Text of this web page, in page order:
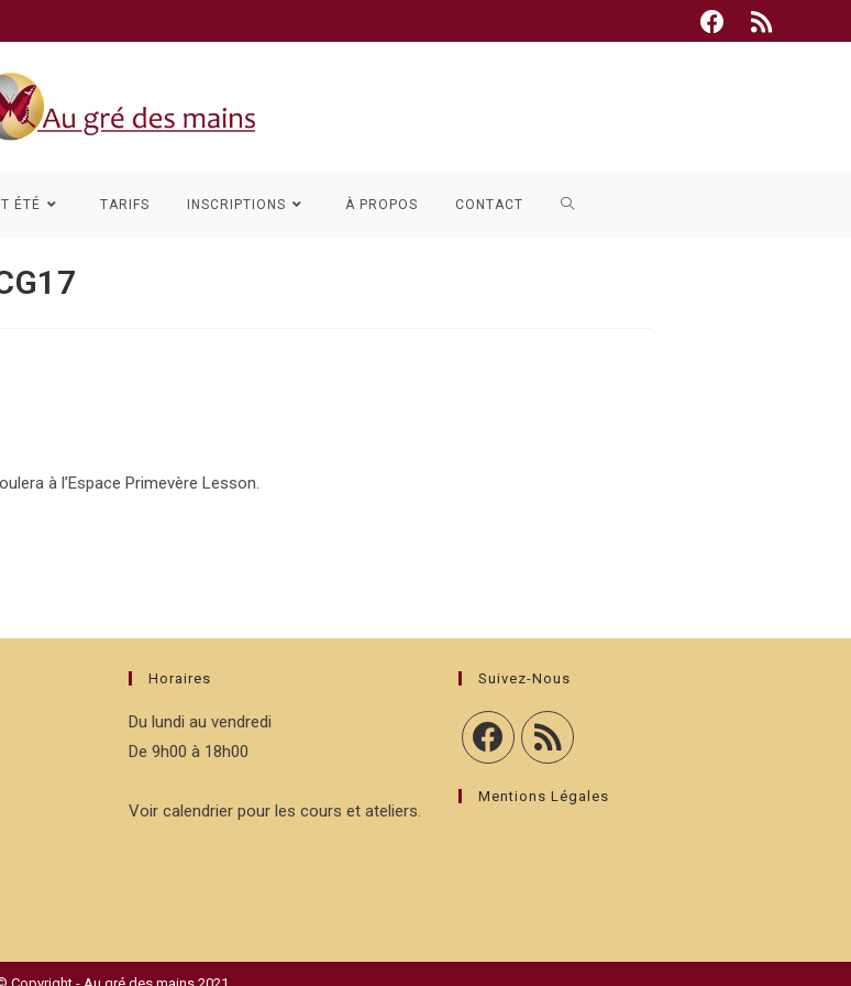
ÉTÉ TARIFS INSCRIPTIONS À PROPOS CONTACT TOGGLE
à l’Espace Primevère Lesson.
Horaires
Du lundi au vendredi
De 9h00 à 18h00
Voir calendrier pour les cours et ateliers.
Suivez-Nous
Mentions Légales